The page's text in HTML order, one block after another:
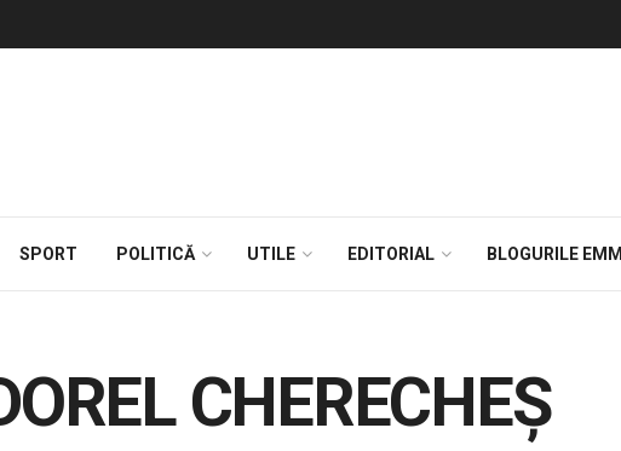
SPORT POLITICĂ UTILE EDITORIAL BLOGURILE EMM
CHERECHEŞ